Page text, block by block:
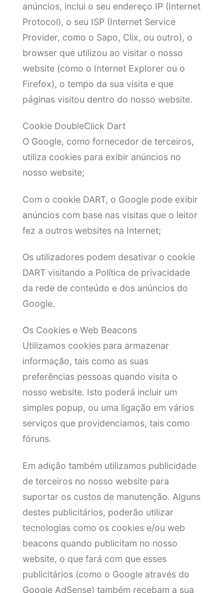
anúncios, inclui o seu endereço IP (Internet
Protocol), o seu ISP (Internet Service
Provider, como o Sapo, Clix, ou outro), o
browser que utilizou ao visitar o nosso
website (como o Internet Explorer ou o
Firefox), o tempo da sua visita e que
páginas visitou dentro do nosso website.
Cookie DoubleClick Dart
O Google, como fornecedor de terceiros,
utiliza cookies para exibir anúncios no
nosso website;
Com o cookie DART, o Google pode exibir
anúncios com base nas visitas que o leitor
fez a outros websites na Internet;
Os utilizadores podem desativar o cookie
DART visitando a Política de privacidade
da rede de conteúdo e dos anúncios do
Google.
Os Cookies e Web Beacons
Utilizamos cookies para armazenar
informação, tais como as suas
preferências pessoas quando visita o
nosso website. Isto poderá incluir um
simples popup, ou uma ligação em vários
serviços que providenciamos, tais como
fóruns.
Em adição também utilizamos publicidade
de terceiros no nosso website para
suportar os custos de manutenção. Alguns
destes publicitários, poderão utilizar
tecnologias como os cookies e/ou web
beacons quando publicitam no nosso
website, o que fará com que esses
publicitários (como o Google através do
Google AdSense) também recebam a sua